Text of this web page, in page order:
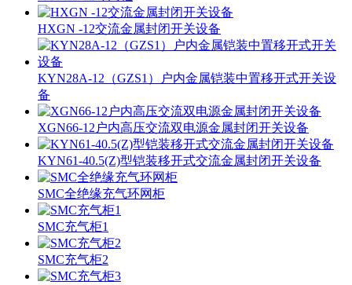
HXGN -12交流金属封闭开关设备
KYN28A-12（GZS1）户内金属铠装中置移开式开关设
备
XGN66-12户内高压交流双电源金属封闭开关设备
KYN61-40.5(Z)型铠装移开式交流金属封闭开关设备
SMC全绝缘充气环网柜
SMC充气柜1
SMC充气柜2